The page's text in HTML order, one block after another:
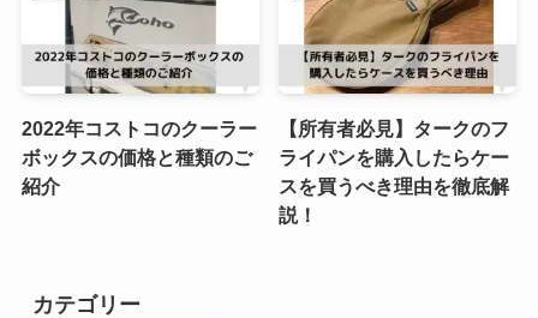
2022年コストコのクーラー
ボックスの価格と種類のご
紹介
【所有者必見】タークのフ
ライパンを購入したらケー
スを買うべき理由を徹底解
説！
カテゴリー